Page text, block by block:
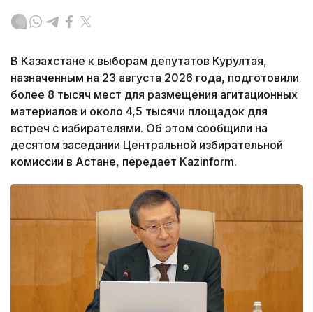
В Казахстане к выборам депутатов Курултая,
назначенным на 23 августа 2026 года, подготовили
более 8 тысяч мест для размещения агитационных
материалов и около 4,5 тысячи площадок для
встреч с избирателями. Об этом сообщили на
десятом заседании Центральной избирательной
комиссии в Астане, передает Kazinform.